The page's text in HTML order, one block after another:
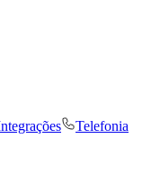
Telefonia